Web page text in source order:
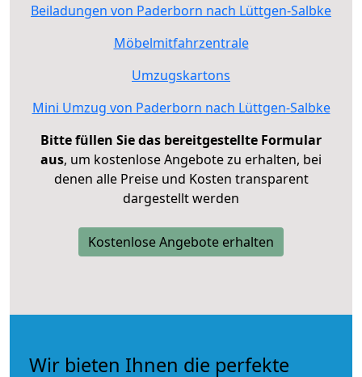
Beiladungen von Paderborn nach Lüttgen-Salbke
Möbelmitfahrzentrale
Umzugskartons
Mini Umzug von Paderborn nach Lüttgen-Salbke
Bitte füllen Sie das bereitgestellte Formular
aus, um kostenlose Angebote zu erhalten, bei
denen alle Preise und Kosten transparent
dargestellt werden
Kostenlose Angebote erhalten
Wir bieten Ihnen die perfekte